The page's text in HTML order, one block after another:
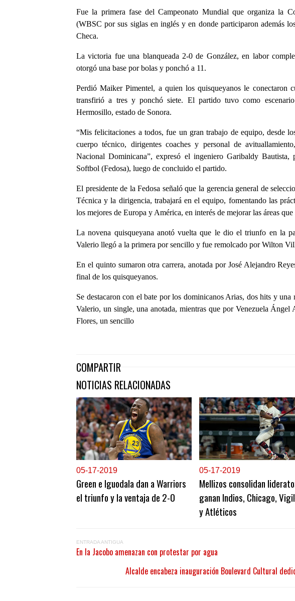
Fue la primera fase del Campeonato Mundial que organiza la
(WBSC por sus siglas en inglés y en donde participaron además
Checa.
La victoria fue una blanqueada 2-0 de González, en labor
otorgó una base por bolas y ponchó a 11.
Perdió Maiker Pimentel, a quien los quisqueyanos le conectaron
transfirió a tres y ponchó siete. El partido tuvo como
Hermosillo, estado de Sonora.
“Mis felicitaciones a todos, fue un gran trabajo de equipo, desde
cuerpo técnico, dirigentes coaches y personal de
Nacional Dominicana”, expresó el ingeniero Garibaldy Bautista,
Softbol (Fedosa), luego de concluido el partido.
El presidente de la Fedosa señaló que la gerencia general de
Técnica y la dirigencia, trabajará en el equipo, fomentando las
los mejores de Europa y América, en interés de mejorar las áreas que
La novena quisqueyana anotó vuelta que le dio el triunfo en la
Valerio llegó a la primera por sencillo y fue remolcado por Wilton
En el quinto sumaron otra carrera, anotada por José Alejandro
final de los quisqueyanos.
Se destacaron con el bate por los dominicanos Arias, dos hits y
Valerio, un single, una anotada, mientras que por Venezuela
Flores, un sencillo
COMPARTIR
NOTICIAS RELACIONADAS
05-17-2019
Green e Iguodala dan a Warriors
el triunfo y la ventaja de 2-0
05-17-2019
Mellizos consolidan
ganan Indios, Chicago,
y Atléticos
ENTRADA ANTIGUA
En la Jacobo amenazan con protestar por agua
Alcalde encabeza inauguración Boulevard Cultural